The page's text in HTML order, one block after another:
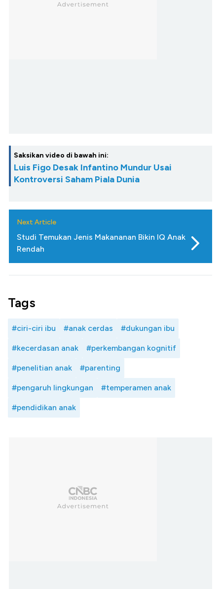
Saksikan video di bawah ini:
Luis Figo Desak Infantino Mundur Usai
Kontroversi Saham Piala Dunia
Next Article
Studi Temukan Jenis Makananan Bikin IQ Anak
Rendah
Tags
#ciri-ciri ibu #anak cerdas #dukungan ibu
#kecerdasan anak #perkembangan kognitif
#penelitian anak #parenting
#pengaruh lingkungan #temperamen anak
#pendidikan anak